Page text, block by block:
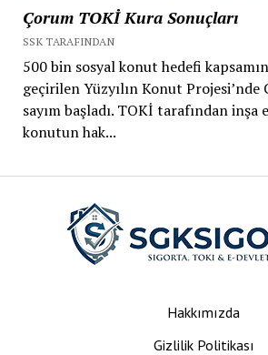
Çorum TOKİ Kura Sonuçları
SSK TARAFINDAN
500 bin sosyal konut hedefi
geçirilen Yüzyılın Konut
sayım başladı. TOKİ tarafından inşa
konutun hak...
Hakkımızda
Gizlilik Politikası